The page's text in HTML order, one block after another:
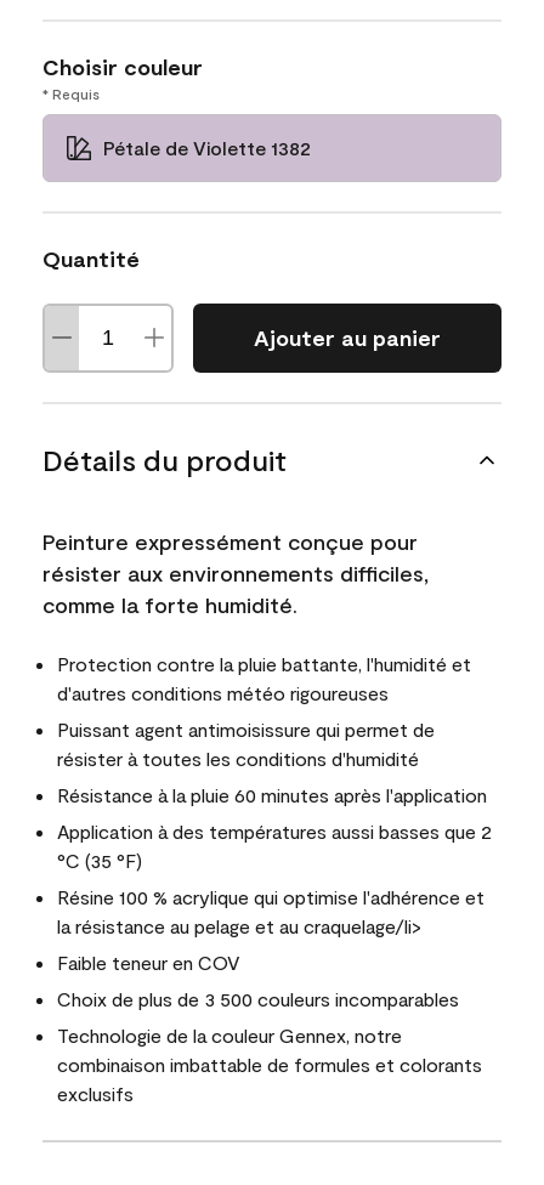
Choisir couleur
* Requis
Pétale de Violette 1382
Quantité
Ajouter au panier
Détails du produit
Peinture expressément conçue pour
résister aux environnements difficiles,
comme la forte humidité.
Protection contre la pluie battante, l'humidité et
d'autres conditions météo rigoureuses
Puissant agent antimoisissure qui permet de
résister à toutes les conditions d'humidité
Résistance à la pluie 60 minutes après l'application
Application à des températures aussi basses que 2
°C (35 °F)
Résine 100 % acrylique qui optimise l'adhérence et
la résistance au pelage et au craquelage/li>
Faible teneur en COV
Choix de plus de 3 500 couleurs incomparables
Technologie de la couleur Gennex, notre
combinaison imbattable de formules et colorants
exclusifs